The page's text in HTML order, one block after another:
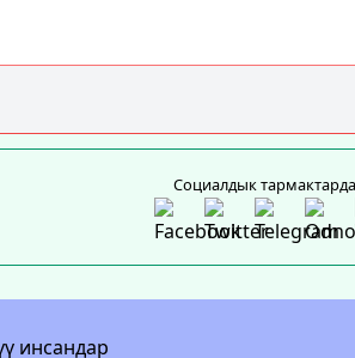
Социалдык
инсандар